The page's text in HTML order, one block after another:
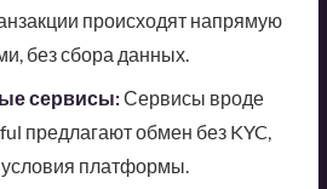
происходят напрямую
без сбора данных.
сервисы:Сервисы вроде
предлагают обмен без KYC,
платформы.